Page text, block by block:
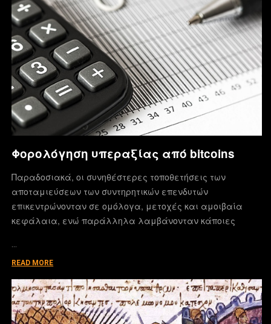
Φορολόγηση υπεραξίας από bitcoins
Παραδοσιακά, οι συνηθέστερες τοποθετήσεις των
αποταμιεύσεων των συντηρητικών επενδυτών
επικεντρώνονταν σε ομόλογα, μετοχές και αμοιβαία
κεφάλαια, ενώ παράλληλα λαμβάνονταν κάποιες
READ MORE